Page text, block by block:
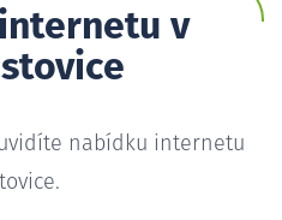
v
nabídku internetu